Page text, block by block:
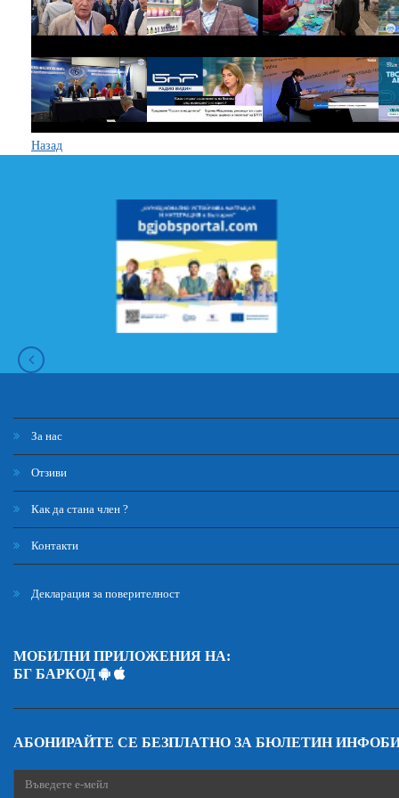
Назад
За нас
Отзиви
Как да стана член ?
Контакти
Декларация за поверителност
МОБИЛНИ ПРИЛОЖЕНИЯ НА:
БГ БАРКОД
АБОНИРАЙТЕ СЕ БЕЗПЛАТНО ЗА БЮЛЕТИН